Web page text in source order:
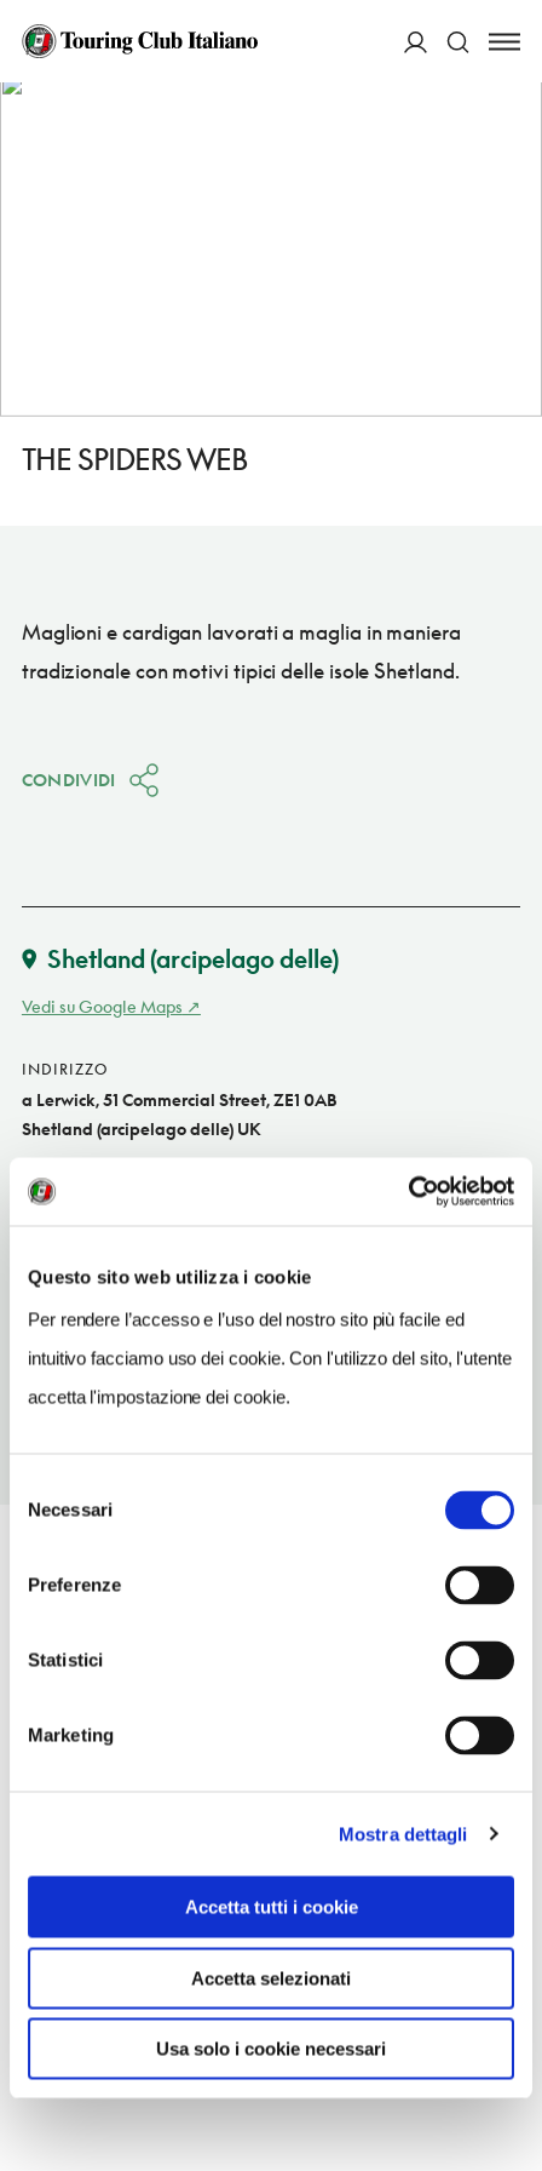
Questo sito web utilizza i cookie
Per rendere l’accesso e l’uso del nostro sito più facile ed
intuitivo facciamo uso dei cookie. Con l'utilizzo del sito, l'utente
accetta l'impostazione dei cookie.
delNecessari
Preferenze
Statistici
Marketing
Mostra dettagli
Accetta tutti i cookie
Accetta selezionati
Usa solo i cookie necessari
HOME
THE SPIDERS WEB
THE SPIDERS WEB
Maglioni e cardigan lavorati a maglia in maniera
tradizionale con motivi tipici delle isole Shetland.
CONDIVIDI
Shetland (arcipelago delle)
Vedi su Google Maps
INDIRIZZO
a Lerwick, 51 Commercial Street, ZE1 0AB
Shetland (arcipelago delle) UK
SITO WEB
www.shetland-knitwear.com
info@shetland-knitwear.com
1595695246